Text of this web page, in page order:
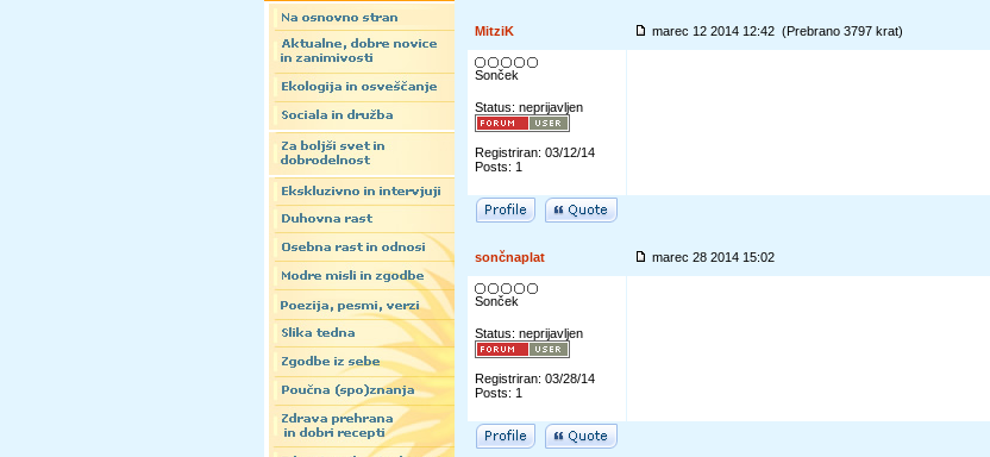
MitziK
marec 12 2014 12:42 (Prebrano 3797 krat)
Sonček
Status: neprijavljen
Registriran: 03/12/14
Posts: 1
sončnaplat marec 28 2014 15:02
Sonček
Status: neprijavljen
Registriran: 03/28/14
Posts: 1